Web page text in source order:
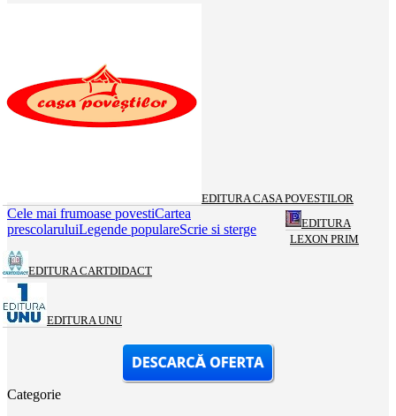
EDITURA CASA POVESTILOR
Cele mai frumoase povestiCartea
prescolaruluiLegende populareScrie si sterge
EDITURA
LEXON PRIM
EDITURA CARTDIDACT
EDITURA UNU
Categorie